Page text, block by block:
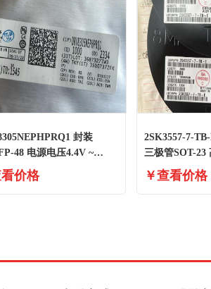
封装
48 电源电压4.4V ~
新原装
看价格
2SK3557-7-
三极管SOT-23
器
￥查看价格